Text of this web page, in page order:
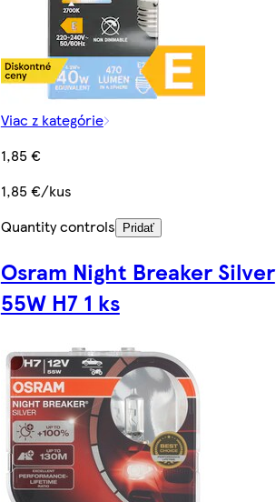
Viac z kategórie
1,85 €
1,85 €/kus
Quantity controls
Pridať
Osram Night Breaker Silver
55W H7 1 ks